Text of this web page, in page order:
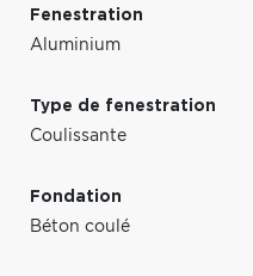
Fenestration
Aluminium
Type de fenestration
Coulissante
Fondation
Béton coulé